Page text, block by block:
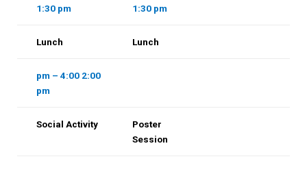
1:30 pm
1:30 pm
Lunch
Lunch
2:00 pm – 4:00
pm
Poster
Session
Social Activity